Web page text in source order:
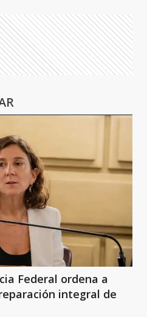
Federal ordena a
integral de